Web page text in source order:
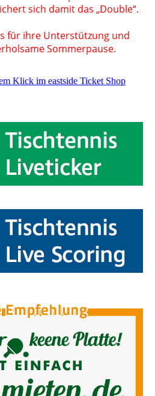
sich damit das „Double“.
für ihre Unterstützung und
Sommerpause.
Klick im eastside Ticket Shop